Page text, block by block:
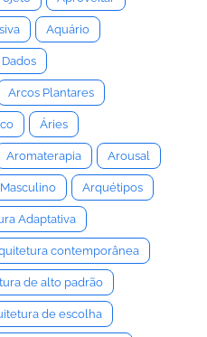
Aquário
Arcos Plantares
Áries
Aromaterapia Arousal
Arquétipos
Adaptativa
contemporânea
de alto padrão
de escolha